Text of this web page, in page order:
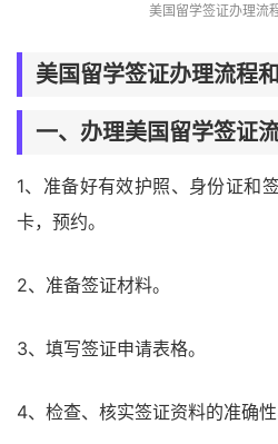
美国留学签证办理流
美国留学签证办理流程
一、办理美国留学签证
1、准备好有效护照、身份证和
卡，预约。
2、准备签证材料。
3、填写签证申请表格。
4、检查、核实签证资料的准确性